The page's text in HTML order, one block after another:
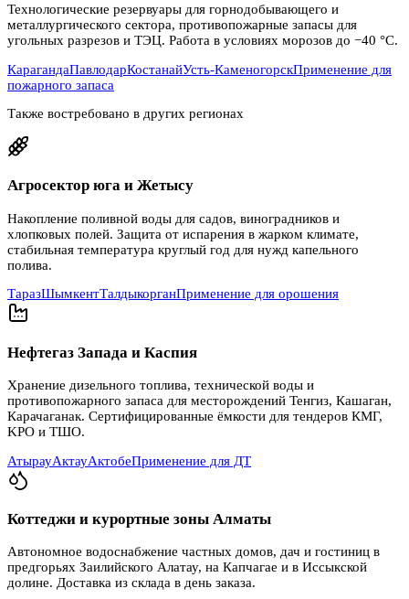
Технологические резервуары для горнодобывающего и
металлургического сектора, противопожарные запасы для
угольных разрезов и ТЭЦ. Работа в условиях морозов до −40 °C.
КарагандаПавлодарКостанайУсть-КаменогорскПрименение для
пожарного запаса
Также востребовано в других регионах
Агросектор юга и Жетысу
Накопление поливной воды для садов, виноградников и
хлопковых полей. Защита от испарения в жарком климате,
стабильная температура круглый год для нужд капельного
полива.
ТаразШымкентТалдыкорганПрименение для орошения
Нефтегаз Запада и Каспия
Хранение дизельного топлива, технической воды и
противопожарного запаса для месторождений Тенгиз, Кашаган,
Карачаганак. Сертифицированные ёмкости для тендеров КМГ,
KPO и ТШО.
АтырауАктауАктобеПрименение для ДТ
Коттеджи и курортные зоны Алматы
Автономное водоснабжение частных домов, дач и гостиниц в
предгорьях Заилийского Алатау, на Капчагае и в Иссыкской
долине. Доставка из склада в день заказа.